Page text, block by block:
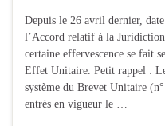
Depuis le 26 avril dernier,
l’Accord relatif à la
certaine effervescence se fait
Effet Unitaire. Petit rappel :
système du Brevet Unitaire
entrés en vigueur le …